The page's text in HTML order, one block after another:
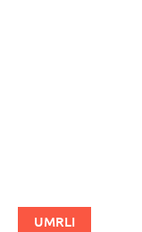
UMRLI